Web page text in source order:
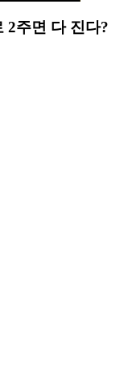
2주면 다 진다?